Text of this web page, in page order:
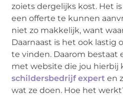
zoiets dergelijks kost. Het
een offerte te kunnen
niet zo makkelijk, want
Daarnaast is het ook lastig
te vinden. Daarom bestaat
met website die jou hierbij
schildersbedrijf expert en
wat ze doen. Hoe het